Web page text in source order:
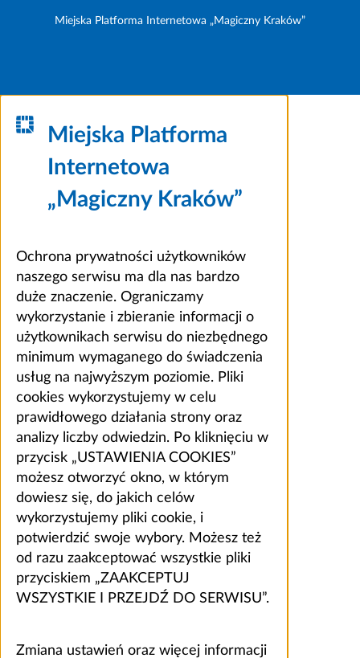
Miejska Platforma Internetowa „Magiczny Kraków”
Miejska Platforma
Internetowa
„Magiczny Kraków”
Ochrona prywatności użytkowników
naszego serwisu ma dla nas bardzo
duże znaczenie. Ograniczamy
wykorzystanie i zbieranie informacji o
użytkownikach serwisu do niezbędnego
minimum wymaganego do świadczenia
usług na najwyższym poziomie. Pliki
cookies wykorzystujemy w celu
prawidłowego działania strony oraz
analizy liczby odwiedzin. Po kliknięciu w
przycisk „USTAWIENIA COOKIES”
możesz otworzyć okno, w którym
dowiesz się, do jakich celów
wykorzystujemy pliki cookie, i
potwierdzić swoje wybory. Możesz też
od razu zaakceptować wszystkie pliki
przyciskiem „ZAAKCEPTUJ
WSZYSTKIE I PRZEJDŹ DO SERWISU”.
Zmiana ustawień oraz więcej informacji